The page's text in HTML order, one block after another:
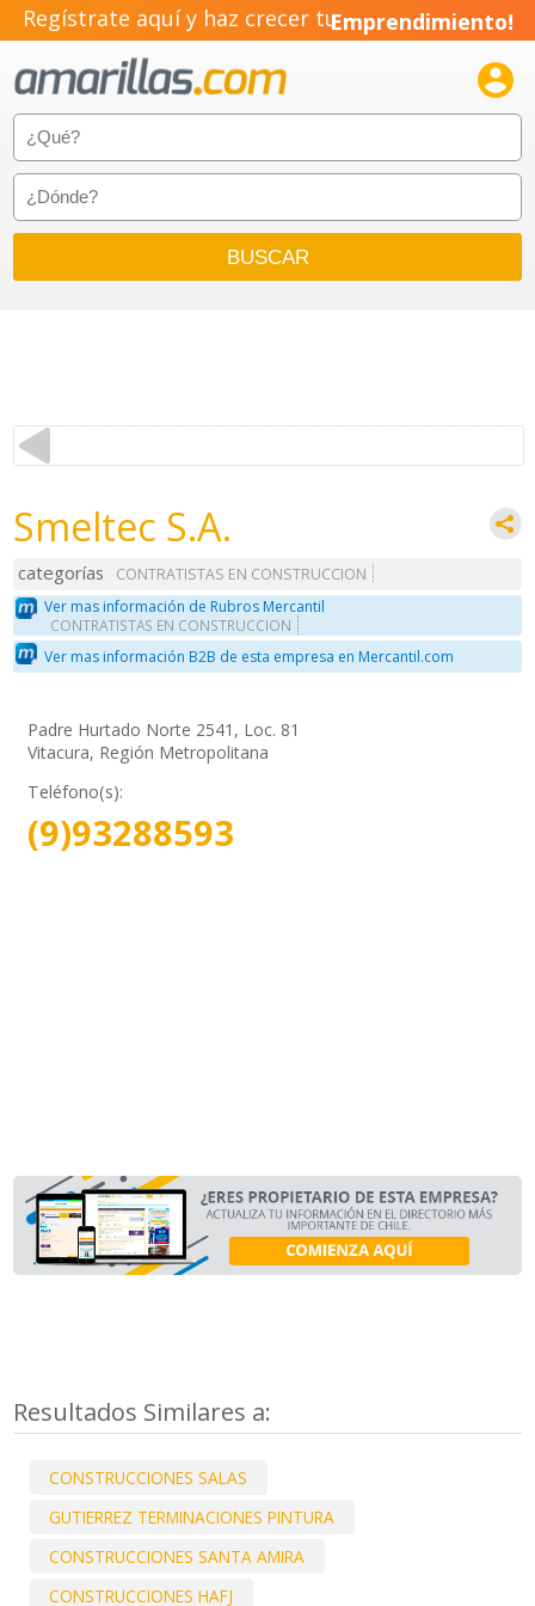
Regístrate aquí y haz crecer tuEmprendimiento!

Smeltec S.A.
categorías
CONTRATISTAS EN CONSTRUCCION
Ver mas información de Rubros Mercantil
CONTRATISTAS EN CONSTRUCCION
Ver mas información B2B de esta empresa en Mercantil.com
Padre Hurtado Norte 2541, Loc. 81
Vitacura, Región Metropolitana
Teléfono(s):
(9)93288593
Resultados Similares a:
CONSTRUCCIONES SALAS
GUTIERREZ TERMINACIONES PINTURA
CONSTRUCCIONES SANTA AMIRA
CONSTRUCCIONES HAFJ